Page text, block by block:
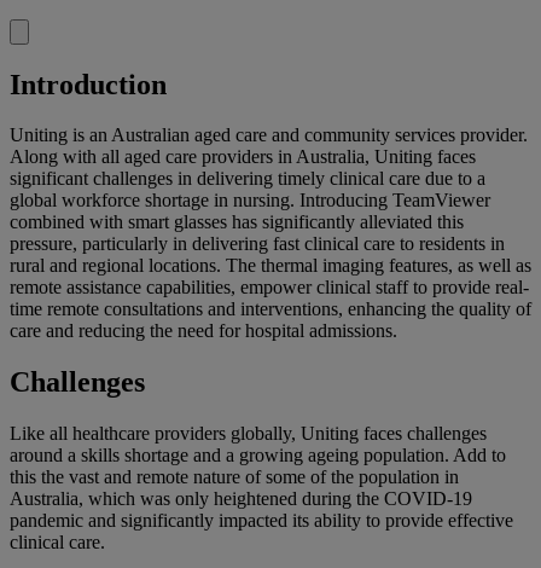
Introduction
Uniting is an Australian aged care and community services provider.
Along with all aged care providers in Australia, Uniting faces
significant challenges in delivering timely clinical care due to a
global workforce shortage in nursing. Introducing TeamViewer
combined with smart glasses has significantly alleviated this
pressure, particularly in delivering fast clinical care to residents in
rural and regional locations. The thermal imaging features, as well as
remote assistance capabilities, empower clinical staff to provide real-
time remote consultations and interventions, enhancing the quality of
care and reducing the need for hospital admissions.
Challenges
Like all healthcare providers globally, Uniting faces challenges
around a skills shortage and a growing ageing population. Add to
this the vast and remote nature of some of the population in
Australia, which was only heightened during the COVID-19
pandemic and significantly impacted its ability to provide effective
clinical care.